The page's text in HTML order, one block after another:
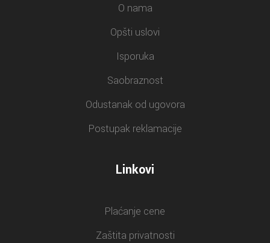
O nama
Opšti uslovi
Isporuka
Saobraznost
Odustanak od ugovora
Postupak reklamacije
Linkovi
Plaćanje cene
Zaštita privatnosti